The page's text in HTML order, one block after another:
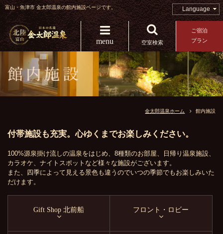
富山・魚津市 金太郎温泉の館内施設ページです。 Language
menu 空室検索
ご宿泊
プラン
金太郎温泉ホーム 館内施設
付帯施設も充実。心ゆくまでお楽しみください。
100%源泉掛け流しの温泉をはじめ、8種類のお部屋、日帰り温泉施設、
カラオケ、ナイトスポットなど様々な施設がございます。
また、四季によって見える景色も違うのでいつの季節でもお楽しみいた
だけます。
Gift Shop 北前船 フロント・ロビー